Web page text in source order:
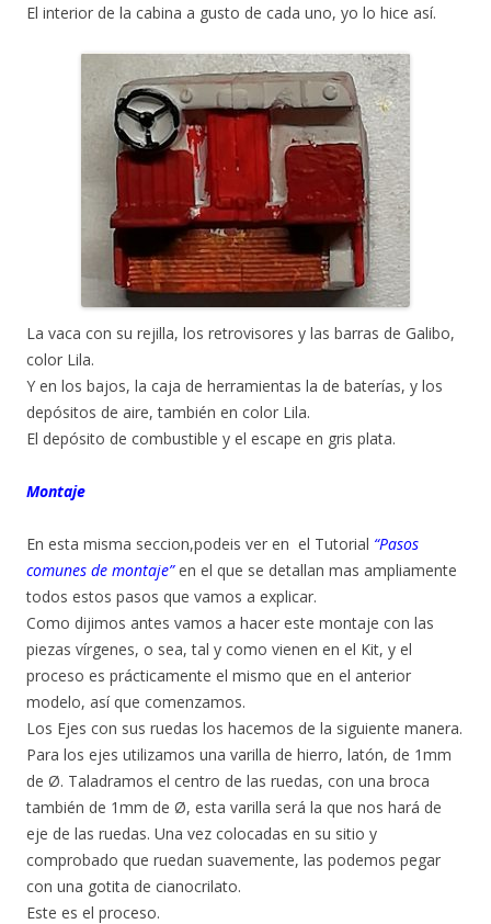
El interior de la cabina a gusto de cada uno, yo lo hice así.
La vaca con su rejilla, los retrovisores y las barras de Galibo,
color Lila.
Y en los bajos, la caja de herramientas la de baterías, y los
depósitos de aire, también en color Lila.
El depósito de combustible y el escape en gris plata.
Montaje
En esta misma seccion,podeis ver en el Tutorial “Pasos
comunes de montaje” en el que se detallan mas ampliamente
todos estos pasos que vamos a explicar.
Como dijimos antes vamos a hacer este montaje con las
piezas vírgenes, o sea, tal y como vienen en el Kit, y el
proceso es prácticamente el mismo que en el anterior
modelo, así que comenzamos.
Los Ejes con sus ruedas los hacemos de la siguiente manera.
Para los ejes utilizamos una varilla de hierro, latón, de 1mm
de Ø. Taladramos el centro de las ruedas, con una broca
también de 1mm de Ø, esta varilla será la que nos hará de
eje de las ruedas. Una vez colocadas en su sitio y
comprobado que ruedan suavemente, las podemos pegar
con una gotita de cianocrilato.
Este es el proceso.